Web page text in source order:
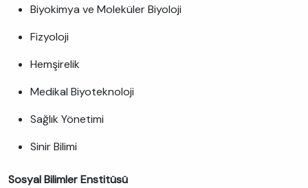
Biyokimya ve Moleküler Biyoloji
Fizyoloji
Hemşirelik
Medikal Biyoteknoloji
Sağlık Yönetimi
Sinir Bilimi
Sosyal Bilimler Enstitüsü